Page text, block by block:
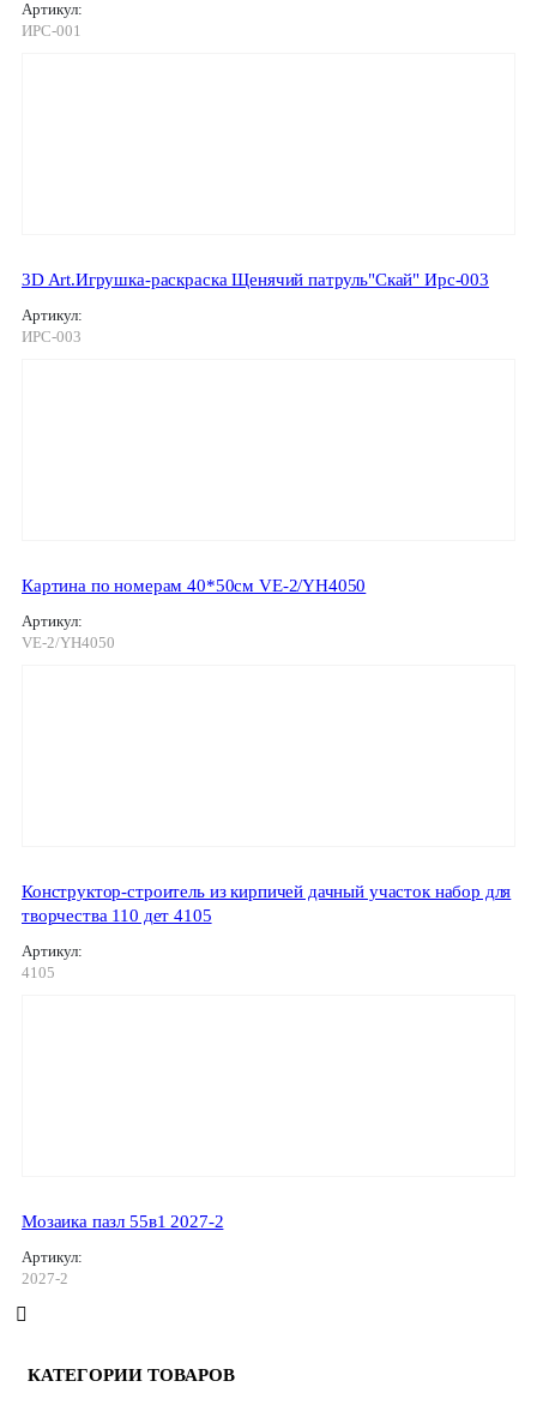
Артикул:
ИРС-001
3D Art.Игрушка-раскраска Щенячий патруль"Скай" Ирс-003
Артикул:
ИРС-003
Картина по номерам 40*50см VE-2/YH4050
Артикул:
VE-2/YH4050
Конструктор-строитель из кирпичей дачный участок набор для
творчества 110 дет 4105
Артикул:
4105
Мозаика пазл 55в1 2027-2
Артикул:
2027-2
КАТЕГОРИИ ТОВАРОВ